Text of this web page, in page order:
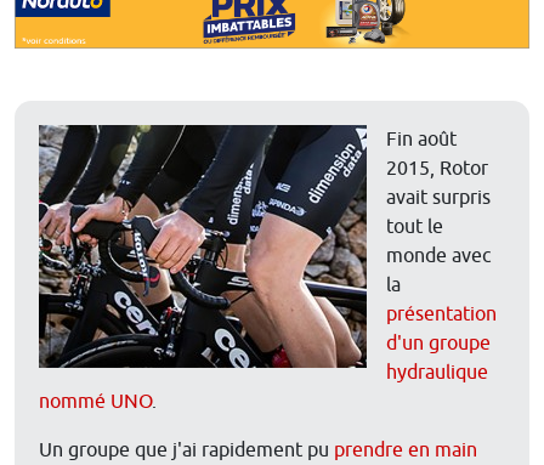
Fin août
2015, Rotor
avait surpris
tout le
monde avec
la
présentation
d'un groupe
hydraulique
nommé UNO.
Un groupe que j'ai rapidement pu prendre en main